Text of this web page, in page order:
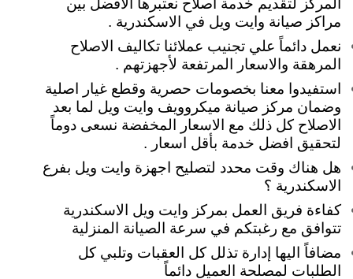
مراكز صيانة وايت ويل في الاسكندرية .
نعمل دائماً علي تجنيب عملائنا تكاليف الاصلاح
المرهقة والاسعار المرتفعة لأجهزتهم .
استفيدوا معنا بخصومات حصرية وقطع غيار اصلية
وضمان مركز صيانة ميكروويف وايت ويل لما بعد
الاصلاح كل ذلك مع الاسعار المخفضة نسعى دوماً
لتحقيق افضل خدمة بأقل اسعار .
هل هناك وقت محدد لتصليح اجهزة وايت ويل بفرع
الاسكندرية ؟
كفاءة فريق العمل بمركز وايت ويل الاسكندرية
تتوافق مع رغبتكم في سرعة الصيانة المنزلية
مضافاً اليها إدارة تذلل كل العقبات وتلبي كل
الطلبات لمصلحة العميل دائماً